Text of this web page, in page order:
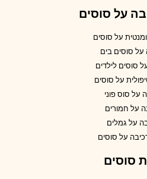
על סוסים
על סוסים
על סוסים בים
סוסים לילדים
על סוסים
על סוס פוני
על חמורים
על גמלים
על סוסים
סוסים